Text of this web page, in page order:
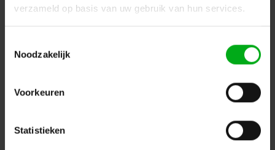
verzameld op basis van uw gebruik van hun services.
Noodzakelijk
Voorkeuren
Statistieken